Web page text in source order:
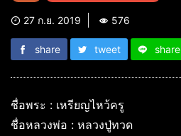
27 ก.ย. 2019 576
share tweet share
ชื่อพระ : เหรียญไหว้ครู
ชื่อหลวงพ่อ : หลวงปู่ทวด